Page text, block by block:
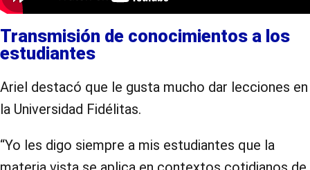
Transmisión de conocimientos a los
estudiantes
Ariel destacó que le gusta mucho dar lecciones en
la Universidad Fidélitas.
“Yo les digo siempre a mis estudiantes que la